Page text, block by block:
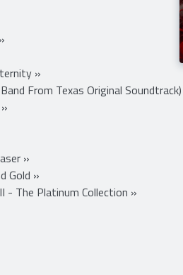
- The Early Years »
Army »
»
From Texas Original Soundtrack) »
»
»
The Platinum Collection »